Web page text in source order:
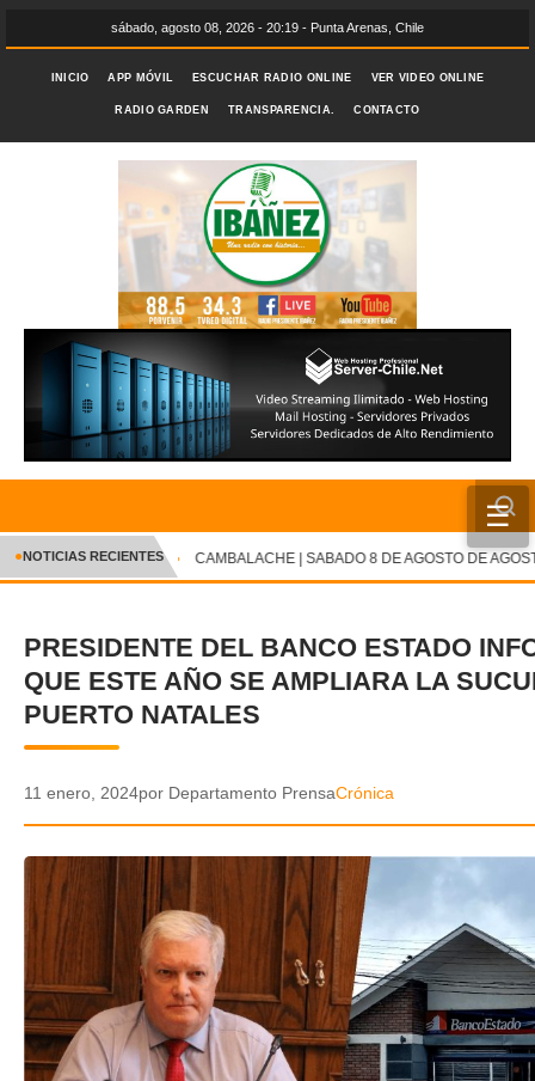
sábado, agosto 08, 2026 - 20:19 - Punta Arenas, Chile
INICIO APP MÓVIL ESCUCHAR RADIO ONLINE VER VIDEO ONLINE
RADIO GARDEN TRANSPARENCIA. CONTACTO
☰
INICIO
CRÓNICA
DEPORTES
ENTRETENIMIENTO Y CULTURA
AUDIOS
VIDEOS
GALERIA DE FOTOS
APP MÓVIL
✕
●NOTICIAS RECIENTES CAMBALACHE | SABADO 8 DE AGOSTO DE
PRESIDENTE DEL BANCO ESTADO
QUE ESTE AÑO SE AMPLIARA LA
PUERTO NATALES
11 enero, 2024por Departamento PrensaCrónica